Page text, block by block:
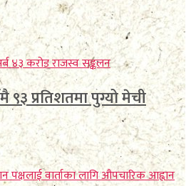
९३ प्रतिशतमा पुग्यो मेची